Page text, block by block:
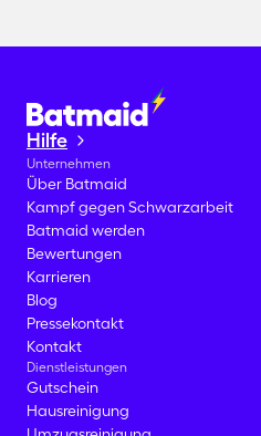
Hilfe
Unternehmen
Über Batmaid
Kampf gegen Schwarzarbeit
Batmaid werden
Bewertungen
Karrieren
Blog
Pressekontakt
Kontakt
Dienstleistungen
Gutschein
Hausreinigung